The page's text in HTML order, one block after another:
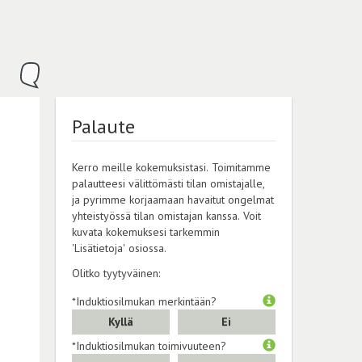
Palaute
Kerro meille kokemuksistasi. Toimitamme
palautteesi välittömästi tilan omistajalle,
ja pyrimme korjaamaan havaitut ongelmat
yhteistyössä tilan omistajan kanssa. Voit
kuvata kokemuksesi tarkemmin
'Lisätietoja' osiossa.
Olitko tyytyväinen:
*Induktiosilmukan merkintään?
Kyllä
Ei
*Induktiosilmukan toimivuuteen?